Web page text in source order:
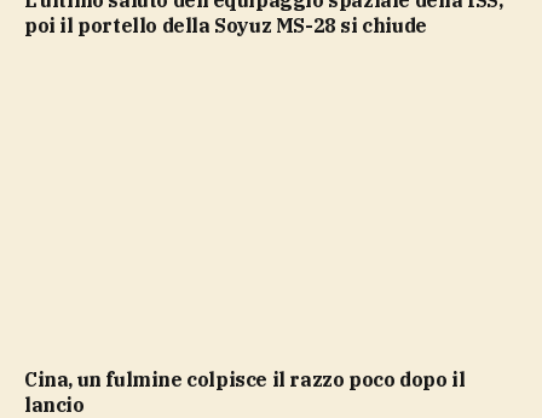
poi il portello della Soyuz MS-28 si chiude
Cina, un fulmine colpisce il razzo poco dopo il
lancio